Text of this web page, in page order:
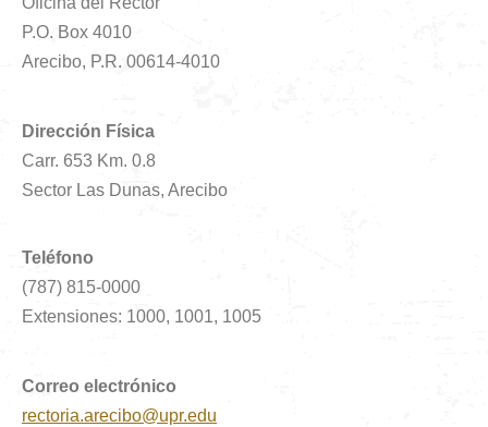
P.O. Box 4010
Arecibo, P.R. 00614-4010
Dirección Física
Carr. 653 Km. 0.8
Sector Las Dunas, Arecibo
Teléfono
(787) 815-0000
Extensiones: 1000, 1001, 1005
Correo electrónico
rectoria.arecibo@upr.edu